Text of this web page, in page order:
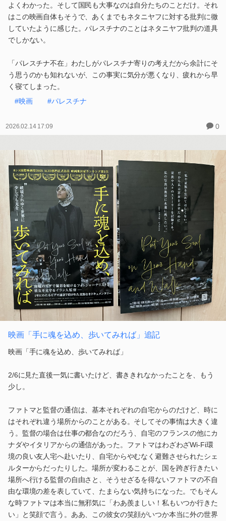
よくわかった。そして国民も大事なのは自分たちのことだけ。それ
はこの映画自体もそうで、あくまでもネタニヤフに対する批判に徹
していたように感じた。パレスチナのことはネタニヤフ批判の道具
でしかない。
「パレスチナ不在」わたしがパレスチナ寄りの考えだから余計にそ
う思うのかも知れないが、この事実に気分が悪くなり、疲れから早
く寝てしまった。
#映画
#パレスチナ
2026.02.14 17:09 0
映画「手に魂を込め、歩いてみれば」追記
映画「手に魂を込め、歩いてみれば」
2/6に見た直後一気に書いたけど、書ききれなかったことを、もう
少し。
ファトマと監督の通信は、基本それぞれの自宅からのだけど、時に
はそれぞれ違う場所からのことがある。そしてその事情は大きく違
う。監督の場合は仕事の都合なのだろう、自宅のフランスの他にカ
ナダやイタリアからの通信があった。ファトマはわざわざWi-Fi環
境の良い友人宅へ赴いたり、自宅からやむなく避難させられたシェ
ルターからだったりした。場所が変わることが、国を跨ぎ行きたい
場所へ行ける監督の自由さと、そうせざるを得ないファトマの不自
由な環境の差を表していて、たまらない気持ちになった。でもそん
な時ファトマは本当に無邪気に「わあ羨ましい！私もいつか行きた
い」と笑顔で言う。ああ、この彼女の笑顔がいつか本当に外の世界